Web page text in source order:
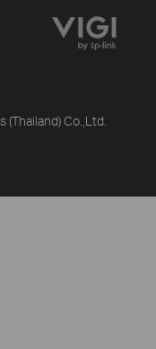
Co.,Ltd.